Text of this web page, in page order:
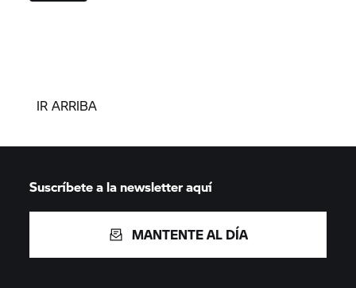
IR ARRIBA
Suscríbete a la newsletter aquí
MANTENTE AL DÍA